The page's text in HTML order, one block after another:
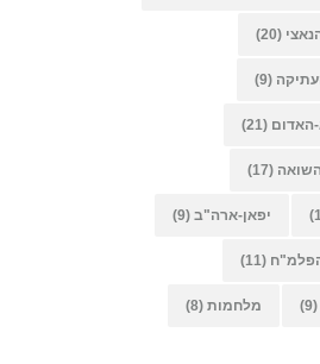
(20)
(9)
האדום (21)
השואה (17)
יפאן-ארה"ב (9)
(11)
(9) מלחמות (8)